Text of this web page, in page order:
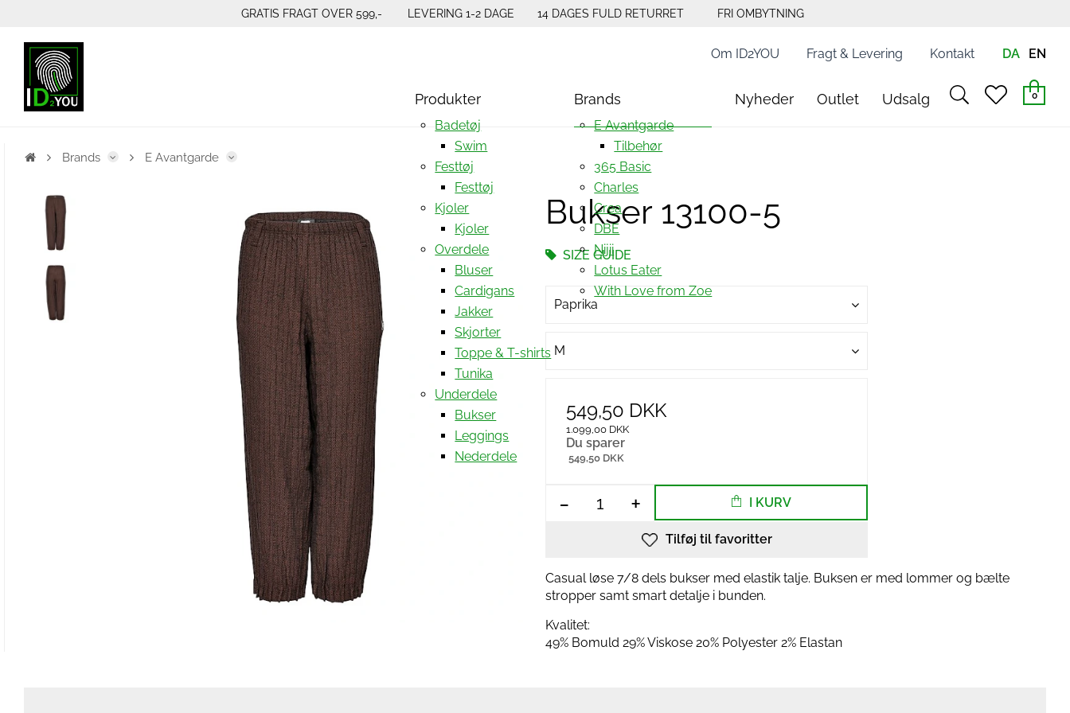
GRATIS FRAGT OVER 599,- LEVERING 1-2 DAGE 14 DAGES FULD RETURRET FRI OMBYTNING
Produkter
Badetøj
Swim
Festtøj
Festtøj
Kjoler
Kjoler
Overdele
Bluser
Cardigans
Jakker
Skjorter
Toppe & T-shirts
Tunika
Underdele
Bukser
Leggings
Nederdele
Brands
E Avantgarde
Tilbehør
365 Basic
Charles
Crea
DBE
Nijii
Lotus Eater
With Love from Zoe
Nyheder Outlet Udsalg
searchheart
0
Om ID2YOU Fragt & Levering Kontakt DA EN
Brands E Avantgarde
Bukser 13100-5
SIZE GUIDE
Paprika
M
549,50 DKK
1.099,00 DKK
Du sparer
549,50 DKK
- + I KURV
Tilføj til favoritter
Casual løse 7/8 dels bukser med elastik talje. Buksen er med lommer og bælte
stropper samt smart detalje i bunden.
Kvalitet:
49% Bomuld 29% Viskose 20% Polyester 2% Elastan